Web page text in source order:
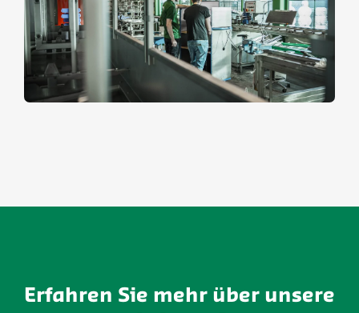
Erfahren Sie mehr über unsere